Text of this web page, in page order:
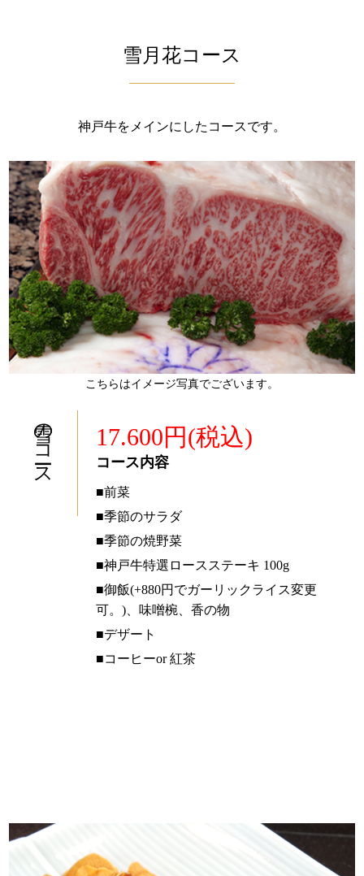
雪月花コース
神戸牛をメインにしたコースです。
こちらはイメージ写真でございます。
雪のコース 17.600円(税込)
コース内容
■前菜
■季節のサラダ
■季節の焼野菜
■神戸牛特選ロースステーキ 100g
■御飯(+880円でガーリックライス変更
可。)、味噌椀、香の物
■デザート
■コーヒーor 紅茶